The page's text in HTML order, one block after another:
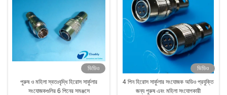
ভিডিও
পুরুষ ও মহিলা স্বতঃবৃদ্ধি হিরোস সার্কুলার
সংযোজকগুলির 6 পিনের সমঞ্জসে
ভিডিও
4 পিন হিরোস সার্কুলার সংযোজক অডিও প্রযুক্তি
জন্য পুরুষ এবং মহিলা সংযোগকারী